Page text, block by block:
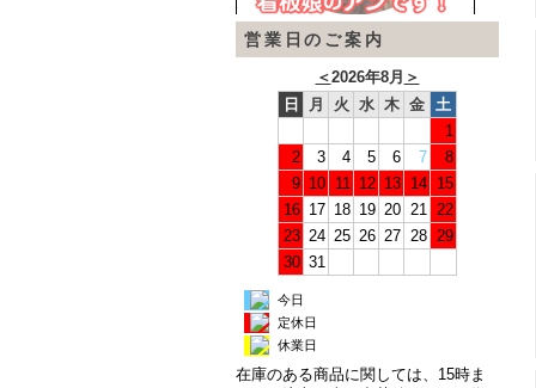
営業日のご案内
＜2026年8月 ＞
日
月 火 水 木 金 土
1
2
3 4 5 6 7
8
9 10 11 12 13 14 15
16 17 18 19 20 21 22
23 24 25 26 27 28 29
30 31
今日
定休日
休業日
在庫のある商品に関しては、15時ま